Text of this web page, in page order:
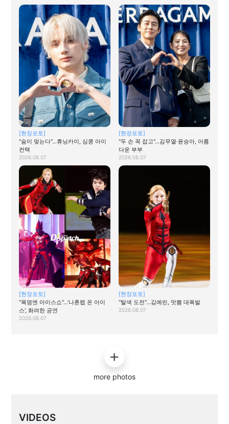
[현장포토]
"숨이 멎는다"…휴닝카이, 심쿵 아이
컨택
2026.08.07
[현장포토]
"두 손 꼭 잡고"…김무열·윤승아, 아름
다운 부부
2026.08.07
[현장포토]
"폭염엔 아이스쇼"…'나혼렙 온 아이
스', 화려한 공연
2026.08.07
[현장포토]
"탈색 도전"…김예린, 멋쁨 대폭발
2026.08.07
more photos
VIDEOS